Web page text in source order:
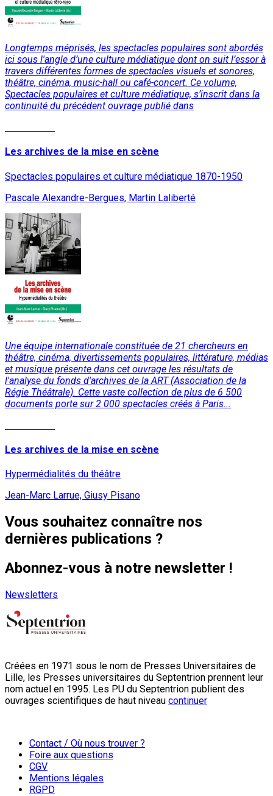
Longtemps méprisés, les spectacles populaires sont abordés
ici sous l'angle d’une culture médiatique dont on suit l’essor à
travers différentes formes de spectacles visuels et sonores,
théâtre, cinéma, music-hall ou café-concert. Ce volume,
Spectacles populaires et culture médiatique, s’inscrit dans la
continuité du précédent ouvrage publié dans
Les archives de la mise en scène
Spectacles populaires et culture médiatique 1870-1950
Pascale Alexandre-Bergues, Martin Laliberté
Une équipe internationale constituée de 21 chercheurs en
théâtre, cinéma, divertissements populaires, littérature, médias
et musique présente dans cet ouvrage les résultats de
l'analyse du fonds d'archives de la ART (Association de la
Régie Théâtrale). Cette vaste collection de plus de 6 500
documents porte sur 2 000 spectacles créés à Paris...
Les archives de la mise en scène
Hypermédialités du théâtre
Jean-Marc Larrue, Giusy Pisano
Vous souhaitez connaître nos
dernières publications ?
Abonnez-vous à notre newsletter !
Newsletters
Créées en 1971 sous le nom de Presses Universitaires de
Lille, les Presses universitaires du Septentrion prennent leur
nom actuel en 1995. Les PU du Septentrion publient des
ouvrages scientifiques de haut niveau continuer
Contact / Où nous trouver ?
Foire aux questions
CGV
Mentions légales
RGPD